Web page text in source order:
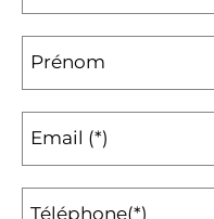
Prénom
Email (*)
Téléphone(*)